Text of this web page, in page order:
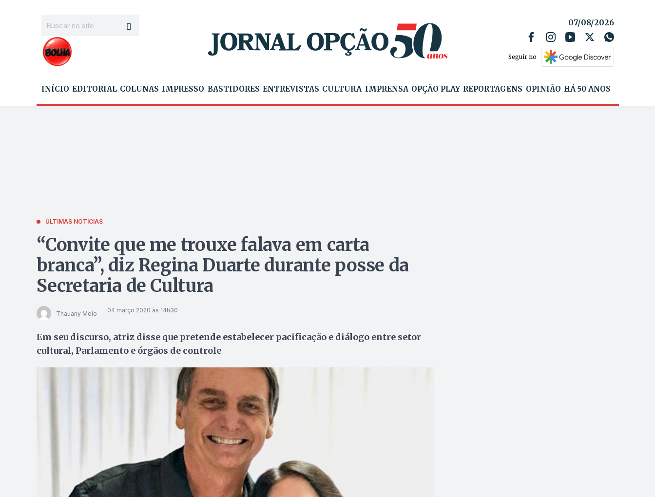
07/08/2026
Seguir no
INÍCIO EDITORIAL COLUNAS IMPRESSO BASTIDORES ENTREVISTAS CULTURA IMPRENSA OPÇÃO PLAY REPORTAGENS OPINIÃO HÁ 50 ANOS
ÚLTIMAS NOTÍCIAS
“Convite que me trouxe falava em carta
branca”, diz Regina Duarte durante posse da
Secretaria de Cultura
Thauany Melo 04 março 2020 às 14h30
Em seu discurso, atriz disse que pretende estabelecer pacificação e diálogo entre setor
cultural, Parlamento e órgãos de controle